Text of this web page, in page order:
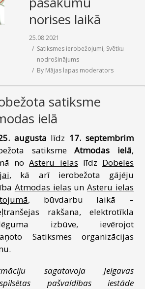
norises laikā
25.08.2021
Satiksmes ierobežojumi, Svētku
nodrošinājums
By Mājas lapas moderators
satiksme
ielā
augusta līdz 17. septembrim
satiksmeAtmodas ielā,
noAsteru ielas līdz Dobeles
, kā arī ierobežota gājēju
Atmodas ielas unAsteru ielas
, būvdarbu laikā –
rakšana, elektrotīkla
izbūve, ievērojot
Satiksmes organizācijas
sagatavoja Jelgavas
pašvaldības iestāde